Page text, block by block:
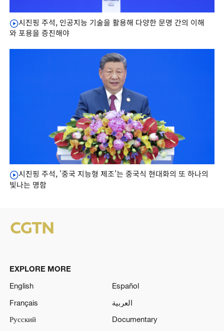
시진핑 주석, 인공지능 기술을 활용해 다양한 문명 간의 이해
와 포용을 증진해야
시진핑 주석, '중국 지능형 제조'는 중국식 현대화의 또 하나의
빛나는 명함
EXPLORE MORE
English
Español
Français
العربية
Русский
Documentary